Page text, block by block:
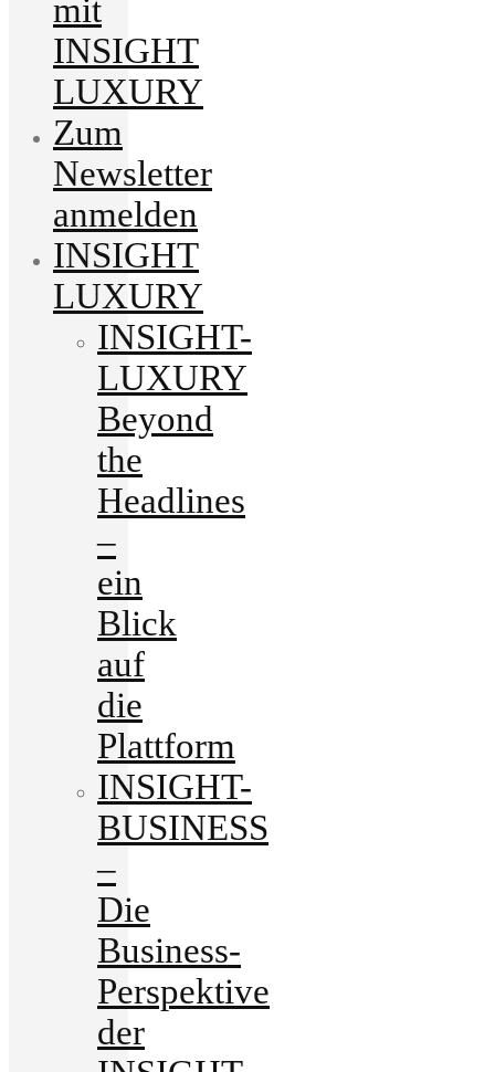
mit
INSIGHT
LUXURY
Zum
Newsletter
anmelden
INSIGHT
LUXURY
INSIGHT-
LUXURY
Beyond
the
Headlines
–
ein
Blick
auf
die
Plattform
INSIGHT-
BUSINESS
–
Die
Business-
Perspektive
der